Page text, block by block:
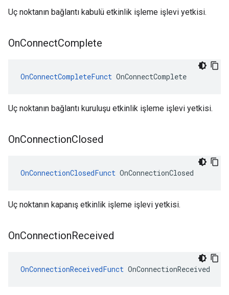
Uç noktanın bağlantı kabulü etkinlik işleme işlevi yetkisi.
OnConnectComplete
OnConnectCompleteFunct OnConnectComplete
Uç noktanın bağlantı kuruluşu etkinlik işleme işlevi yetkisi.
OnConnectionClosed
OnConnectionClosedFunct OnConnectionClosed
Uç noktanın kapanış etkinlik işleme işlevi yetkisi.
OnConnectionReceived
OnConnectionReceivedFunct OnConnectionReceived